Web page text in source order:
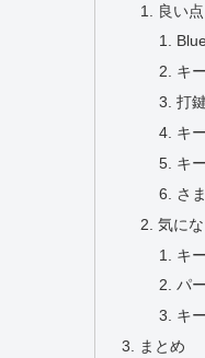
良い点
キ
打
キ
キ
さ
気に
キ
パ
キ
まとめ